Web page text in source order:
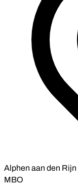
Alphen aan den Rijn
MBO